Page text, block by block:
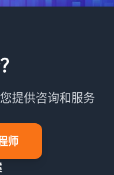
提供咨询和服务
师